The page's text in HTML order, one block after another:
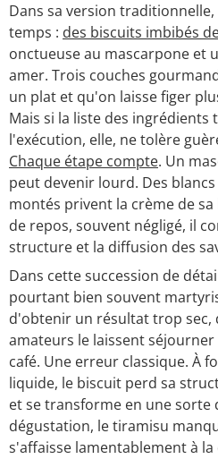
Dans sa version
temps : des biscuits imbibés
onctueuse au mascarpone et
amer. Trois couches
un plat et qu'on laisse figer
Mais si la liste des
l'exécution, elle, ne tolère
Chaque étape compte. Un
peut devenir lourd. Des
montés privent la crème de
de repos, souvent négligé, il
structure et la diffusion des
Dans cette succession de
pourtant bien souvent
d'obtenir un résultat trop sec,
amateurs le laissent
café. Une erreur classique. À
liquide, le biscuit perd sa
et se transforme en une sorte
dégustation, le tiramisu
s'affaisse lamentablement à la